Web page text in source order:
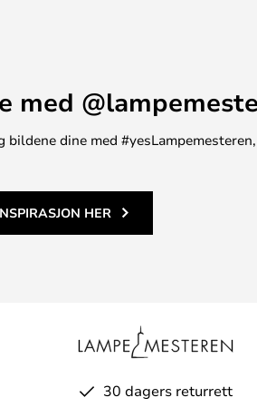
med
dine med
HER
30 dagers returrett